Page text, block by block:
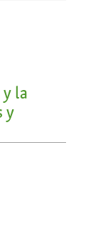
la
y